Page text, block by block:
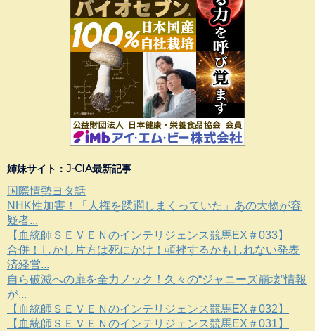
姉妹サイト：J-CIA最新記事
国際情勢ヨタ話
NHK性加害！「人権を蹂躙しまくっていた」あの大物が容
疑者...
【血統師ＳＥＶＥＮのインテリジェンス競馬EX＃033】
合併！しかし片方は死にかけ！頓挫するかもしれない発表
済経営...
自ら破滅への扉を全力ノック！久々の“ジャニーズ崩壊”情報
が...
【血統師ＳＥＶＥＮのインテリジェンス競馬EX＃032】
【血統師ＳＥＶＥＮのインテリジェンス競馬EX＃031】